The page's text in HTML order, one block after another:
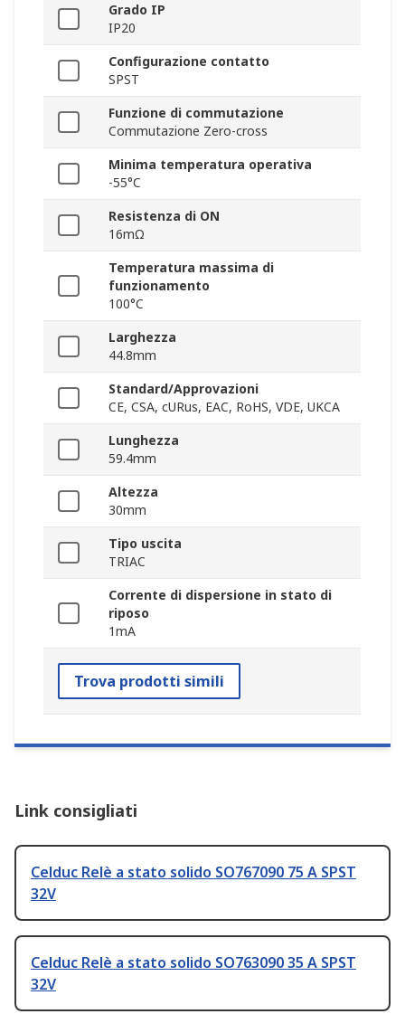
Grado IP
IP20
Configurazione contatto
SPST
Funzione di commutazione
Commutazione Zero-cross
Minima temperatura operativa
-55°C
Resistenza di ON
16mΩ
Temperatura massima di
funzionamento
100°C
Larghezza
44.8mm
Standard/Approvazioni
CE, CSA, cURus, EAC, RoHS, VDE, UKCA
Lunghezza
59.4mm
Altezza
30mm
Tipo uscita
TRIAC
Corrente di dispersione in stato di
riposo
1mA
Trova prodotti simili
Link consigliati
Celduc Relè a stato solido SO767090 75 A SPST
32V
Celduc Relè a stato solido SO763090 35 A SPST
32V